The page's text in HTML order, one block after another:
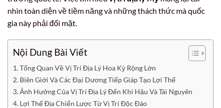
nhìn toàn diện về tiềm năng và những thách thức mà quốc
gia này phải đối mặt.
Nội Dung Bài Viết
Tổng Quan Về Vị Trí Địa Lý Hoa Kỳ Rộng Lớn
Biên Giới Và Các Đại Dương Tiếp Giáp Tạo Lợi Thế
Ảnh Hưởng Của Vị Trí Địa Lý Đến Khí Hậu Và Tài Nguyên
Lợi Thế Địa Chiến Lược Từ Vị Trí Độc Đáo